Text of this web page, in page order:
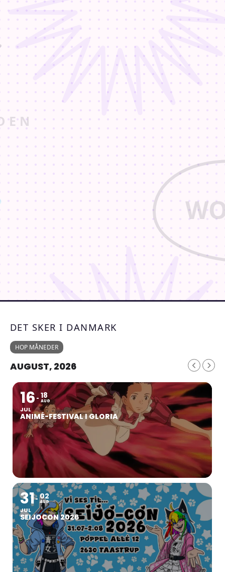
DET SKER I DANMARK
HOP MÅNEDER
AUGUST, 2026
16
JUL
18
AUG
ANIMÉ-FESTIVAL I GLORIA
31
JUL
02
AUG
SEIJOCON 2026